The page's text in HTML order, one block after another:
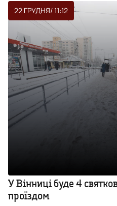
22 ГРУДНЯ/ 11:12
У Вінниці буде 4
проїздом